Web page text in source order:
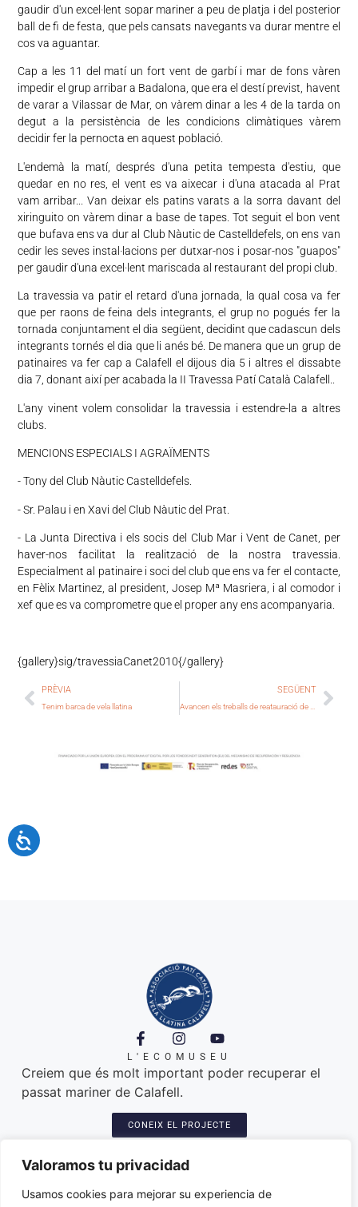
Valoramos tu privacidad
Usamos cookies para mejorar su experiencia de
gaudir d'un excel·lent sopar mariner a peu de platja i del posterior
ball de fi de festa, que pels cansats navegants va durar mentre el
cos va aguantar.
Cap a les 11 del matí un fort vent de garbí i mar de fons vàren
impedir el grup arribar a Badalona, que era el destí previst, havent
de varar a Vilassar de Mar, on vàrem dinar a les 4 de la tarda on
degut a la persistència de les condicions climàtiques vàrem
decidir fer la pernocta en aquest població.
L'endemà la matí, després d'una petita tempesta d'estiu, que
quedar en no res, el vent es va aixecar i d'una atacada al Prat
vam arribar... Van deixar els patins varats a la sorra davant del
xiringuito on vàrem dinar a base de tapes. Tot seguit el bon vent
que bufava ens va dur al Club Nàutic de Castelldefels, on ens van
cedir les seves instal·lacions per dutxar-nos i posar-nos "guapos"
per gaudir d'una excel·lent mariscada al restaurant del propi club.
La travessia va patir el retard d'una jornada, la qual cosa va fer
que per raons de feina dels integrants, el grup no pogués fer la
tornada conjuntament el dia següent, decidint que cadascun dels
integrants tornés el dia que li anés bé. De manera que un grup de
patinaires va fer cap a Calafell el dijous dia 5 i altres el dissabte
dia 7, donant així per acabada la II Travessa Patí Català Calafell..
L'any vinent volem consolidar la travessia i estendre-la a altres
clubs.
MENCIONS ESPECIALS I AGRAÏMENTS
- Tony del Club Nàutic Castelldefels.
- Sr. Palau i en Xavi del Club Nàutic del Prat.
- La Junta Directiva i els socis del Club Mar i Vent de Canet, per
haver-nos facilitat la realització de la nostra travessia.
Especialment al patinaire i soci del club que ens va fer el contacte,
en Fèlix Martinez, al president, Josep Mª Masriera, i al comodor i
xef que es va comprometre que el proper any ens acompanyaria.
{gallery}sig/travessiaCanet2010{/gallery}
PRÈVIA
Tenim barca de vela llatina
SEGÜENT
Avancen els treballs de reatauració de Pal i Fusa de cara a la seva presentació el dia 22
L'ECOMUSEU
Creiem que és molt important poder recuperar el
passat mariner de Calafell.
CONEIX EL PROJECTE
Platja de Calafell. 43820
Seu: Carretera del Sanatori, 3
Amarres de les llatines: plaça del port